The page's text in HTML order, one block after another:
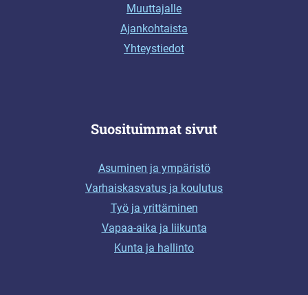
Muuttajalle
Ajankohtaista
Yhteystiedot
Suosituimmat sivut
Asuminen ja ympäristö
Varhaiskasvatus ja koulutus
Työ ja yrittäminen
Vapaa-aika ja liikunta
Kunta ja hallinto